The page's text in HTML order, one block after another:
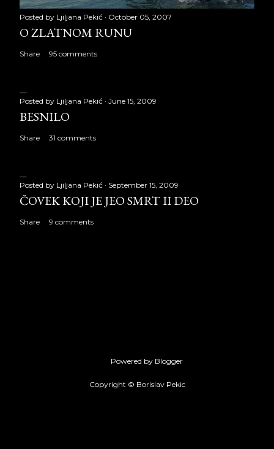
Posted by Ljiljana Pekić October 05, 2007
O ZLATNOM RUNU
Share 95 comments
Posted by Ljiljana Pekić June 15, 2009
BESNILO
Share 31 comments
Posted by Ljiljana Pekić September 15, 2009
ČOVEK KOJI JE JEO SMRT II DEO
Share 9 comments
Powered by Blogger
Copyright © Borislav Pekic